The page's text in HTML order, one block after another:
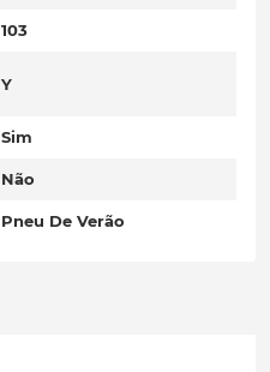
103
Y
Sim
Não
Pneu De Verão